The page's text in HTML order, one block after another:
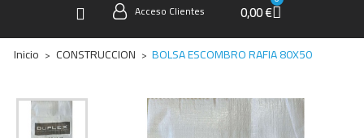
Acceso Clientes 0,00 €
Inicio CONSTRUCCION BOLSA ESCOMBRO RAFIA 80X50